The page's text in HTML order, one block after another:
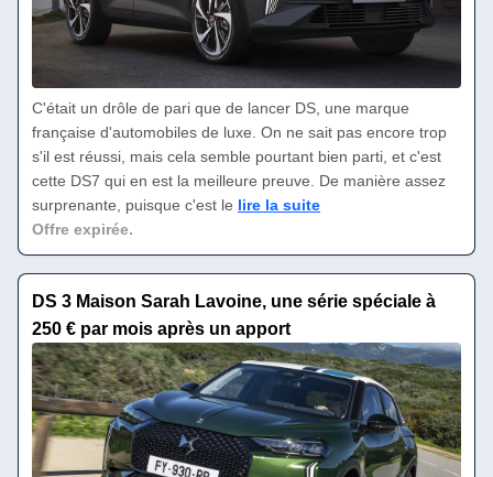
C'était un drôle de pari que de lancer DS, une marque
française d'automobiles de luxe. On ne sait pas encore trop
s'il est réussi, mais cela semble pourtant bien parti, et c'est
cette DS7 qui en est la meilleure preuve. De manière assez
surprenante, puisque c'est le lire la suite
Offre expirée.
DS 3 Maison Sarah Lavoine, une série spéciale à
250 € par mois après un apport